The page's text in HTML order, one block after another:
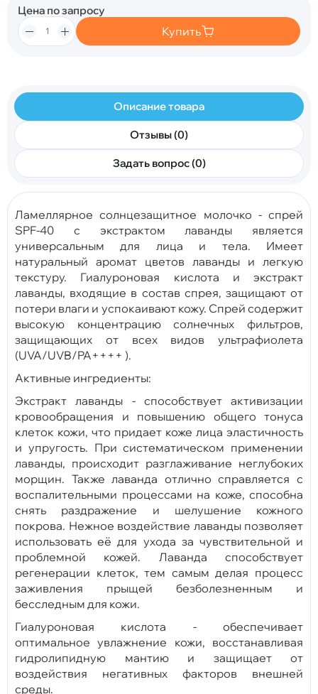
Цена по запросу
Купить
Описание товара
Отзывы (0)
Задать вопрос (0)
Ламеллярное солнцезащитное молочко - cпрей
SPF-40 с экстрактом лаванды является
универсальным для лица и тела. Имеет
натуральный аромат цветов лаванды и легкую
текстуру. Гиалуроновая кислота и экстракт
лаванды, входящие в состав спрея, защищают от
потери влаги и успокаивают кожу. Спрей содержит
высокую концентрацию cолнечных фильтров,
защищающих от всех видов ультрафиолета
(UVA/UVB/PA++++ ).
Активные ингредиенты:
Экстракт лаванды - способствует активизации
кровообращения и повышению общего тонуса
клеток кожи, что придает коже лица эластичность
и упругость. При систематическом применении
лаванды, происходит разглаживание неглубоких
морщин. Также лаванда отлично справляется с
воспалительными процессами на коже, способна
снять раздражение и шелушение кожного
покрова. Нежное воздействие лаванды позволяет
использовать её для ухода за чувствительной и
проблемной кожей. Лаванда способствует
регенерации клеток, тем самым делая процесс
заживления прыщей безболезненным и
бесследным для кожи.
Гиалуроновая кислота - обеспечивает
оптимальное увлажнение кожи, восстанавливая
гидролипидную мантию и защищает от
воздействия негативных факторов внешней
среды.